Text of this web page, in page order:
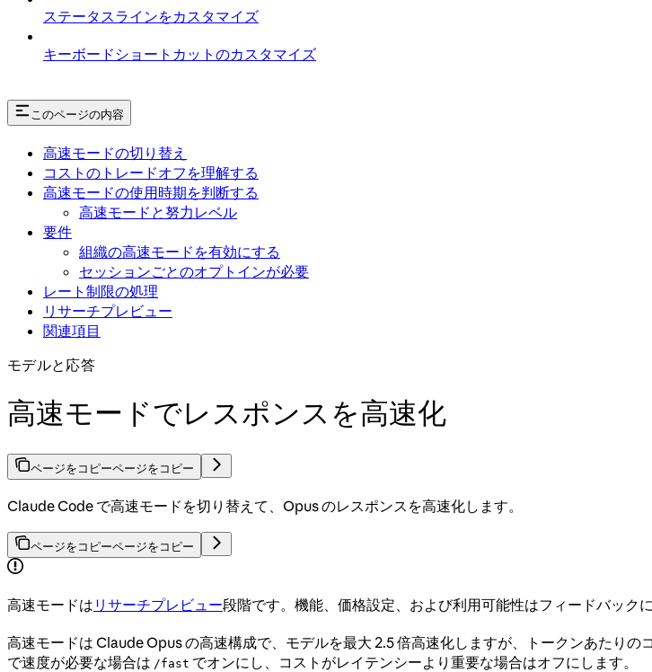
ステータスラインをカスタマイズ
キーボードショートカットのカスタマイズ
このページの内容
高速モードの切り替え
コストのトレードオフを理解する
高速モードの使用時期を判断する
高速モードと努力レベル
要件
組織の高速モードを有効にする
セッションごとのオプトインが必要
レート制限の処理
リサーチプレビュー
関連項目
モデルと応答
高速モードでレスポンスを高速化
ページをコピーページをコピー
Claude Code で高速モードを切り替えて、Opus のレスポンスを高速化します。
ページをコピーページをコピー
高速モードは リサーチプレビュー段階です。機能、価格設定、および利用可能性はフィードバック
高速モードは Claude Opus の高速構成で、モデルを最大 2.5 倍高速化しますが、トークンあたり
で速度が必要な場合は /fast でオンにし、コストがレイテンシーより重要な場合はオフにします。